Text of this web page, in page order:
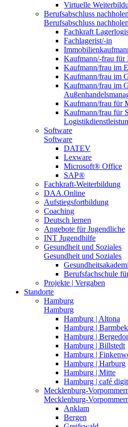
Virtuelle
Berufsabschluss nachholen
Berufsabschluss nachholen
Fachkraft
Fachlagerist/-in
Kaufmann/-frau für
Kaufmann/frau im
Kaufmann/frau im
Kaufmann/frau im
Kaufmann/frau für
Kaufmann/frau für
Software
Software
DATEV
Lexware
Microsoft® Office
SAP®
Fachkraft-Weiterbildung
DAA.Online
Aufstiegsfortbildung
Coaching
Deutsch lernen
Angebote für Jugendliche
INT Jugendhilfe
Gesundheit und Soziales
Gesundheit und Soziales
Berufsfachschule
Projekte | Vergaben
Standorte
Hamburg
Hamburg
Hamburg | Altona
Hamburg | Barmbek
Hamburg |
Hamburg | Billstedt
Hamburg |
Hamburg | Harburg
Hamburg | Mitte
Hamburg | café
Mecklenburg-
Mecklenburg-
Anklam
Bergen